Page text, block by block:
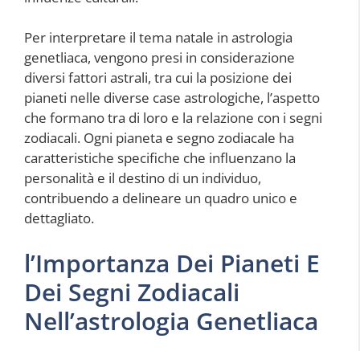
Per interpretare il tema natale in astrologia
genetliaca, vengono presi in considerazione
diversi fattori astrali, tra cui la posizione dei
pianeti nelle diverse case astrologiche, l’aspetto
che formano tra di loro e la relazione con i segni
zodiacali. Ogni pianeta e segno zodiacale ha
caratteristiche specifiche che influenzano la
personalità e il destino di un individuo,
contribuendo a delineare un quadro unico e
dettagliato.
l’Importanza Dei Pianeti E
Dei Segni Zodiacali
Nell’astrologia Genetliaca